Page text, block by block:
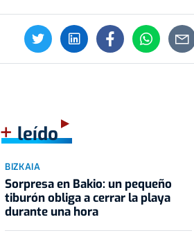
+leído
BIZKAIA
Sorpresa en Bakio: un pequeño
tiburón obliga a cerrar la playa
durante una hora